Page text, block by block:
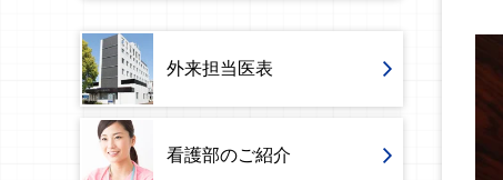
外来担当医表
看護部のご紹介